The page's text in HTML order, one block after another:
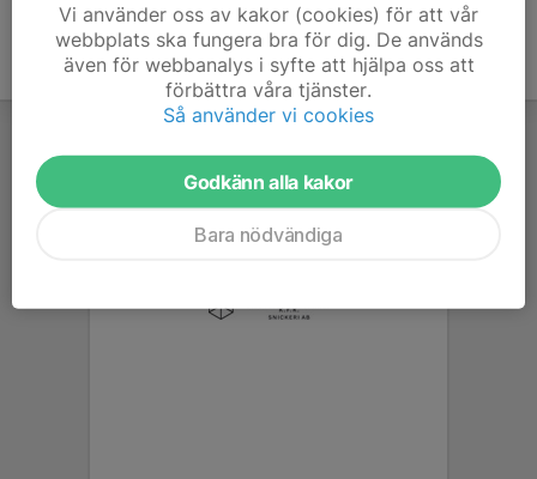
Vi använder oss av kakor (cookies) för att vår
webbplats ska fungera bra för dig. De används
även för webbanalys i syfte att hjälpa oss att
förbättra våra tjänster.
Så använder vi cookies
Godkänn alla kakor
Bara nödvändiga